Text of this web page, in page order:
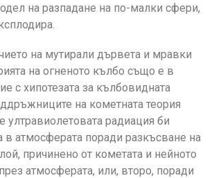
на разпадане на по-малки сфери,
на мутирали дървета и мравки
на огненото кълбо също е в
с хипотезата за кълбовидната
на кометната теория
ултравиолетовата радиация би
в атмосферата поради разкъсване на
причинено от кометата и нейното
атмосферата, или, второ, поради